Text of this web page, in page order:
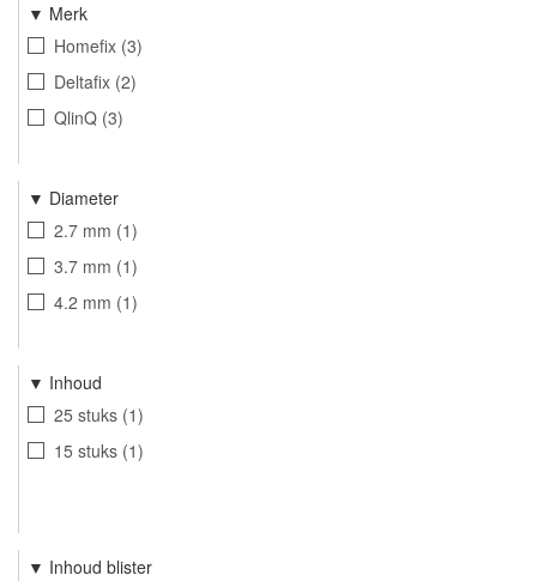
Merk
Homefix 3
Deltafix 2
QlinQ 3
Diameter
2.7 mm 1
3.7 mm 1
4.2 mm 1
Inhoud
25 stuks 1
15 stuks 1
Inhoud blister